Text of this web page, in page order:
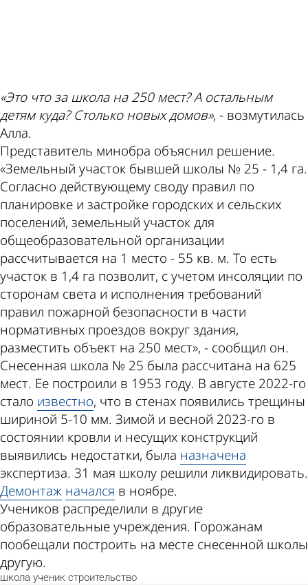
«Это что за школа на 250 мест? А остальным
детям куда? Столько новых домов», - возмутилась
Алла.
Представитель минобра объяснил решение.
«Земельный участок бывшей школы № 25 - 1,4 га.
Согласно действующему своду правил по
планировке и застройке городских и сельских
поселений, земельный участок для
общеобразовательной организации
рассчитывается на 1 место - 55 кв. м. То есть
участок в 1,4 га позволит, с учетом инсоляции по
сторонам света и исполнения требований
правил пожарной безопасности в части
нормативных проездов вокруг здания,
разместить объект на 250 мест», - сообщил он.
Снесенная школа № 25 была рассчитана на 625
мест. Ее построили в 1953 году. В августе 2022-го
стало известно, что в стенах появились трещины
шириной 5-10 мм. Зимой и весной 2023-го в
состоянии кровли и несущих конструкций
выявились недостатки, была назначена
экспертиза. 31 мая школу решили ликвидировать.
Демонтаж начался в ноябре.
Учеников распределили в другие
образовательные учреждения. Горожанам
пообещали построить на месте снесенной школы
другую.
школа ученик строительство